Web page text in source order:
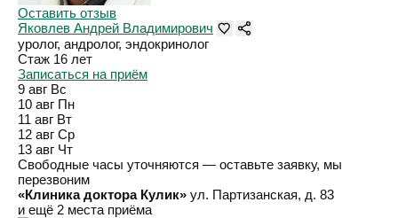
Оставить отзыв
Яковлев Андрей Владимирович
уролог, андролог, эндокринолог
Стаж 16 лет
Записаться на приём
9 авг Вс
10 авг Пн
11 авг Вт
12 авг Ср
13 авг Чт
Свободные часы уточняются — оставьте заявку, мы
перезвоним
«Клиника доктора Кулик» ул. Партизанская, д. 83
и ещё 2 места приёма